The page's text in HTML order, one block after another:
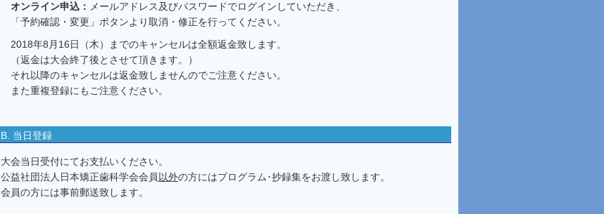
オンライン申込： メールアドレス及びパスワードでログインしていただき、
「予約確認・変更」ボタンより取消・修正を行ってください。
2018年8月16日（木）までのキャンセルは全額返金致します。
（返金は大会終了後とさせて頂きます。）
それ以降のキャンセルは返金致しませんのでご注意ください。
また重複登録にもご注意ください。
B. 当日登録
大会当日受付にてお支払いください。
公益社団法人日本矯正歯科学会会員 以外の方にはプログラム･抄録集をお渡し致します。
会員の方には事前郵送致します。